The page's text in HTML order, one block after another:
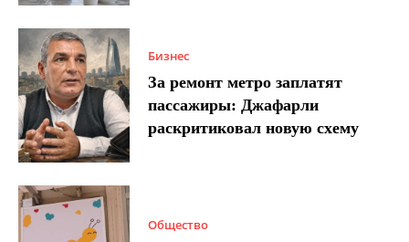
Бизнес
За ремонт метро заплатят
пассажиры: Джафарли
раскритиковал новую схему
Общество